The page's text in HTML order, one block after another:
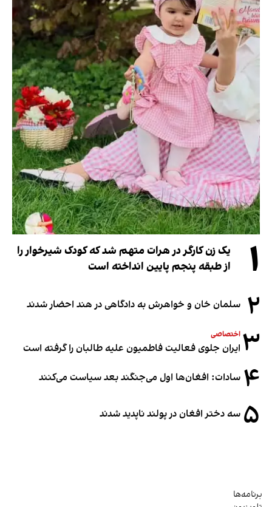
۱
یک زن کارگر در هرات متهم شد که کودک شیرخوار را
از طبقه پنجم پایین انداخته است
۲ سلمان خان و خواهرش به دادگاهی در هند احضار شدند
۳ اختصاصی
ایران جلوی فعالیت فاطمیون علیه طالبان را گرفته است
۴ سادات: افغان‌ها اول می‌جنگند بعد سیاست می‌کنند
۵ سه دختر افغان در پولند ناپدید شدند
برنامه‌ها